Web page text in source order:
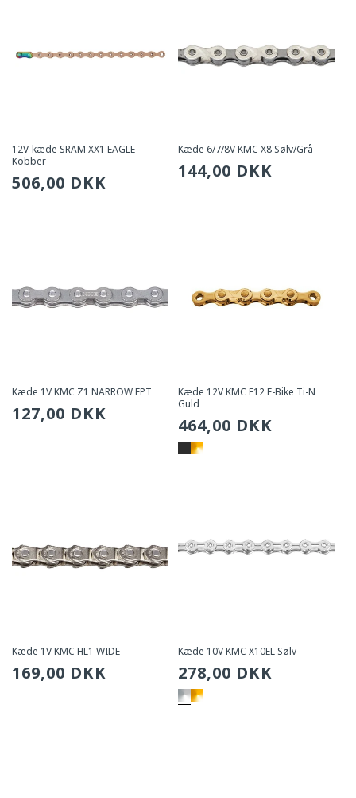
12V-kæde SRAM XX1 EAGLE
Kobber
Sædvanlig
506,00 DKK
Kæde 6/7/8V KMC X8 Sølv/Grå
Sædvanlig
144,00 DKK
Kæde 1V KMC Z1 NARROW EPT
Sædvanlig
127,00 DKK
Kæde 12V KMC E12 E-Bike Ti-N
Guld
Sædvanlig
pris
464,00 DKK
Kæde 1V KMC HL1 WIDE
Sædvanlig
169,00 DKK
Kæde 10V KMC X10EL Sølv
Sædvanlig
pris
278,00 DKK